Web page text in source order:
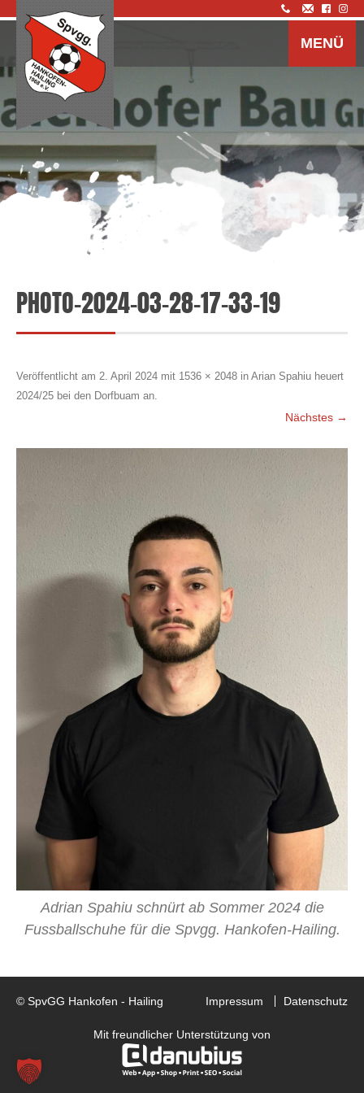
MENÜ
PHOTO-2024-03-28-17-33-19
Veröffentlicht am 2. April 2024 mit 1536 × 2048 in Arian Spahiu heuert
2024/25 bei den Dorfbuam an.
Nächstes →
Adrian Spahiu schnürt ab Sommer 2024 die
Fussballschuhe für die Spvgg. Hankofen-Hailing.
© SpvGG Hankofen - Hailing Impressum Datenschutz
Mit freundlicher Unterstützung von